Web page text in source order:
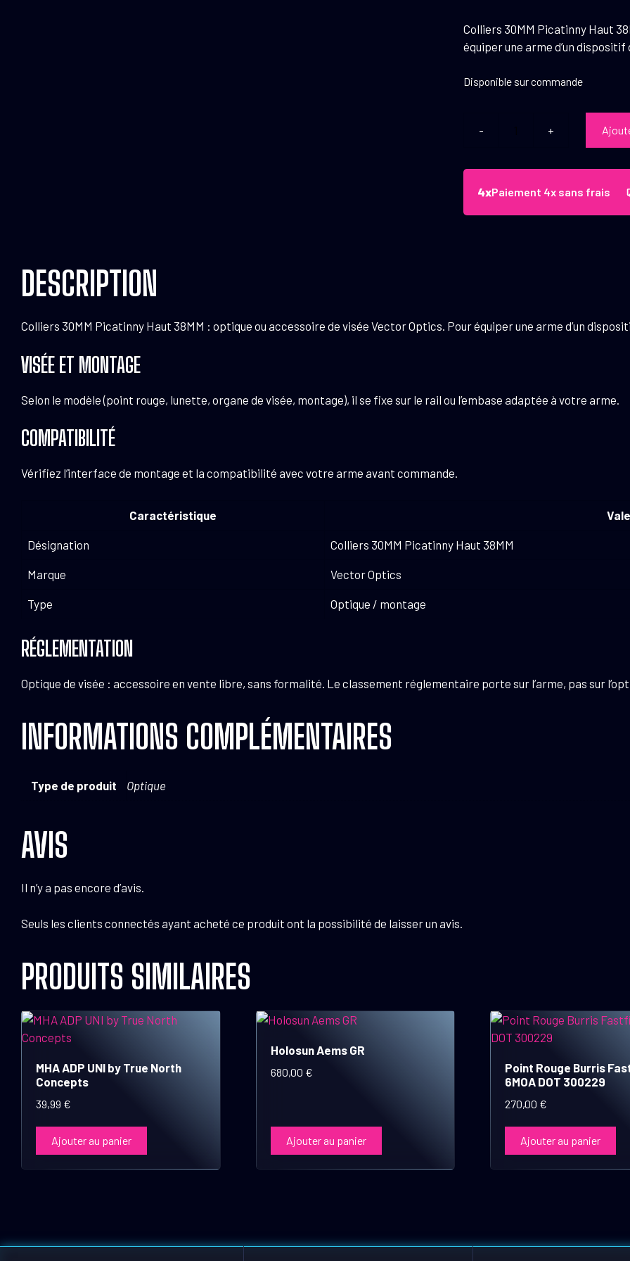
Colliers 30MM Picatinny Haut
équiper une arme d’un dispositif
Disponible sur commande
Vector
OpticsPaiement 4x sans frais
DESCRIPTION
Colliers 30MM Picatinny Haut 38MM : optique ou accessoire de visée Vector Optics. Pour équiper une arme d’un
VISÉE ET MONTAGE
Selon le modèle (point rouge, lunette, organe de visée, montage), il se fixe sur le rail ou l’embase adaptée à votre arme.
COMPATIBILITÉ
Vérifiez l’interface de montage et la compatibilité avec votre arme avant commande.
Caractéristique
Désignation Colliers 30MM Picatinny Haut 38MM
Marque Vector Optics
Type Optique / montage
RÉGLEMENTATION
Optique de visée : accessoire en vente libre, sans formalité. Le classement réglementaire porte sur l’arme, pas sur
INFORMATIONS COMPLÉMENTAIRES
Type de produit Optique
AVIS
Il n’y a pas encore d’avis.
Seuls les clients connectés ayant acheté ce produit ont la possibilité de laisser un avis.
PRODUITS SIMILAIRES
MHA ADP UNI by True North
Concepts
39,99 €
Ajouter au panier
Holosun Aems GR
680,00 €
Ajouter au panier
Point Rouge Burris
6MOA DOT 300229
270,00 €
Ajouter au panier